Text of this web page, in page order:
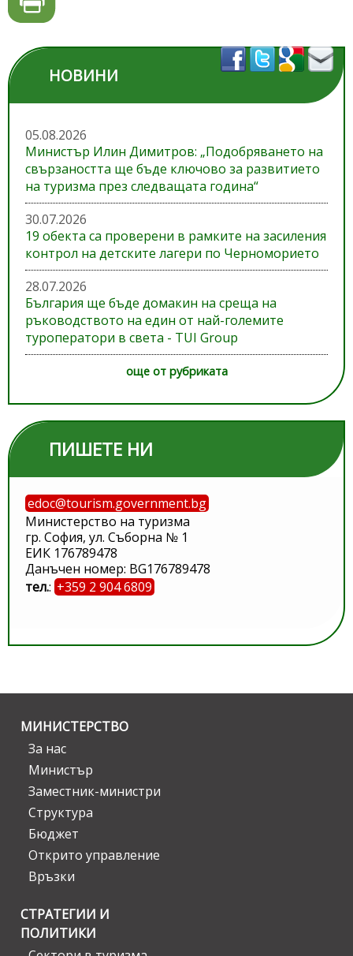
НОВИНИ
05.08.2026
Министър Илин Димитров: „Подобряването на
свързаността ще бъде ключово за развитието
на туризма през следващата година“
30.07.2026
19 обекта са проверени в рамките на засиления
контрол на детските лагери по Черноморието
28.07.2026
България ще бъде домакин на среща на
ръководството на един от най-големите
туроператори в света - TUI Group
още от рубриката
ПИШЕТЕ НИ
edoc@tourism.government.bg
Министерство на туризма
гр. София, ул. Съборна № 1
ЕИК 176789478
Данъчен номер: BG176789478
тел.: +359 2 904 6809
МИНИСТЕРСТВО
За нас
Министър
Заместник-министри
Структура
Бюджет
Открито управление
Връзки
СТРАТЕГИИ И
ПОЛИТИКИ